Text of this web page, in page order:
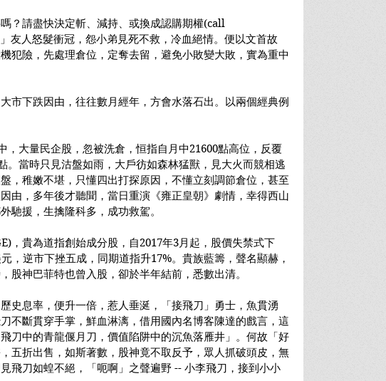
嗎？請盡快決定斬、減持、或換成認購期權(call
友人怒髮衝冠，怨小弟見死不救，冷血絕情。便以文首故
犯險，先處理倉位，定奪去留，避免小敗變大敗，實為重中
市下跌因由，往往數月經年，方會水落石出。以兩個經典例
，大量民企股，忽被洗倉，恒指自月中21600點高位，反覆
。當時只見沽盤如雨，大戶彷如森林猛獸，見大火而競相逃
，稚嫩不堪，只懂四出打探原因，不懂立刻調節倉位，甚至
由，多年後才聽聞，當日重演《雍正皇朝》劇情，幸得西山
馳援，生擒隆科多，成功救駕。
，貴為道指創始成分股，自2017年3月起，股價失禁式下
，逆市下挫五成，同期道指升17%。貴族藍籌，聲名顯赫，
股神巴菲特也曾入股，卻於半年結前，悉數出清。
史息率，便升一倍，惹人垂涎，「接飛刀」勇士，魚貫湧
不斷貫穿手掌，鮮血淋漓，借用國內名博客陳達的戲言，這
刀中的青龍偃月刀，價值陷阱中的沉魚落雁井」。何故「好
五折出售，如斯著數，股神竟不取反予，眾人抓破頭皮，無
飛刀如蝗不絕，「呃啊」之聲遍野 -- 小李飛刀，接到小小